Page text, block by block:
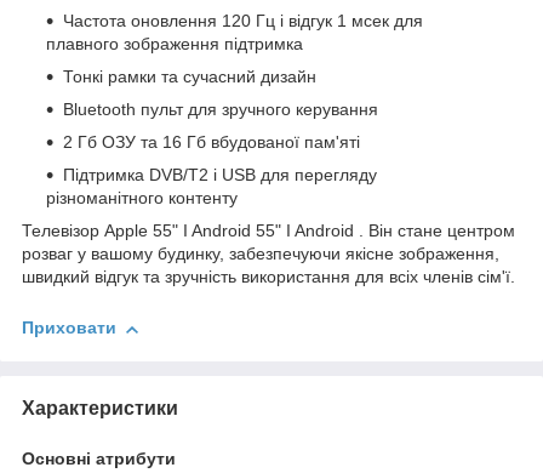
Частота оновлення 120 Гц і відгук 1 мсек для
плавного зображення підтримка
Тонкі рамки та сучасний дизайн
Bluetooth пульт для зручного керування
2 Гб ОЗУ та 16 Гб вбудованої пам'яті
Підтримка DVB/T2 і USB для перегляду
різноманітного контенту
Телевізор Apple 55" I Android 55" I Android . Він стане центром
розваг у вашому будинку, забезпечуючи якісне зображення,
швидкий відгук та зручність використання для всіх членів сім'ї.
Приховати
Характеристики
Основні атрибути